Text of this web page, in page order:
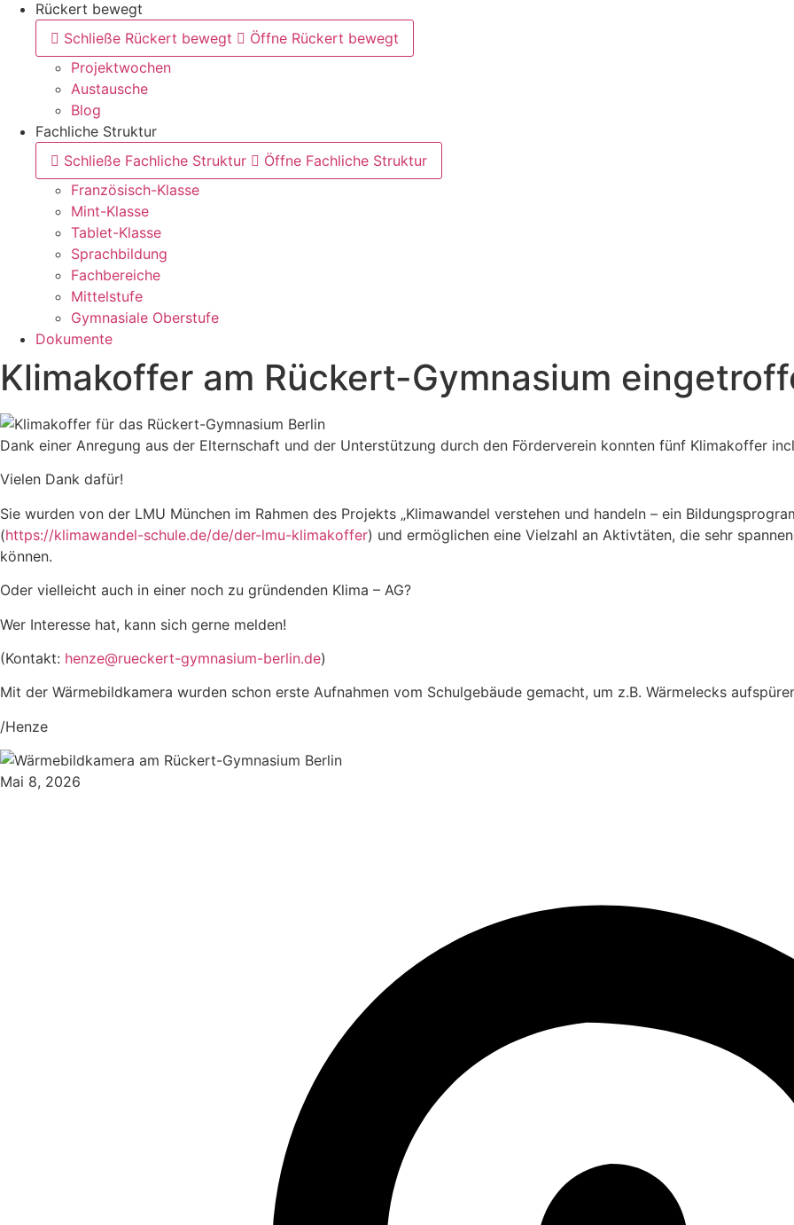
Rückert bewegt
Schließe Rückert bewegt
Öffne Rückert bewegt
Projektwochen
Austausche
Blog
Fachliche Struktur
Schließe Fachliche Struktur
Öffne Fachliche Struktur
Französisch-Klasse
Mint-Klasse
Tablet-Klasse
Sprachbildung
Fachbereiche
Mittelstufe
Gymnasiale Oberstufe
Dokumente
Klimakoffer am Rückert-Gymnasium
Dank einer Anregung aus der Elternschaft und der Unterstützung durch den Förderverein konnten fünf Klimakoffer
Vielen Dank dafür!
Sie wurden von der LMU München im Rahmen des Projekts „Klimawandel verstehen und handeln – ein
(https://klimawandel-schule.de/de/der-lmu-klimakoffer) und ermöglichen eine Vielzahl an Aktivtäten, die sehr
können.
Oder vielleicht auch in einer noch zu gründenden Klima – AG?
Wer Interesse hat, kann sich gerne melden!
(Kontakt: henze@rueckert-gymnasium-berlin.de)
Mit der Wärmebildkamera wurden schon erste Aufnahmen vom Schulgebäude gemacht, um z.B. Wärmelecks
/Henze
Mai 8, 2026